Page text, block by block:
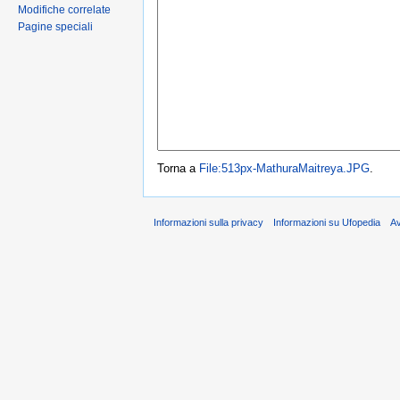
Torna a File:513px-MathuraMaitreya.JPG
Modifiche correlate
Pagine speciali
Informazioni sulla privacy Informazioni su Ufopedia